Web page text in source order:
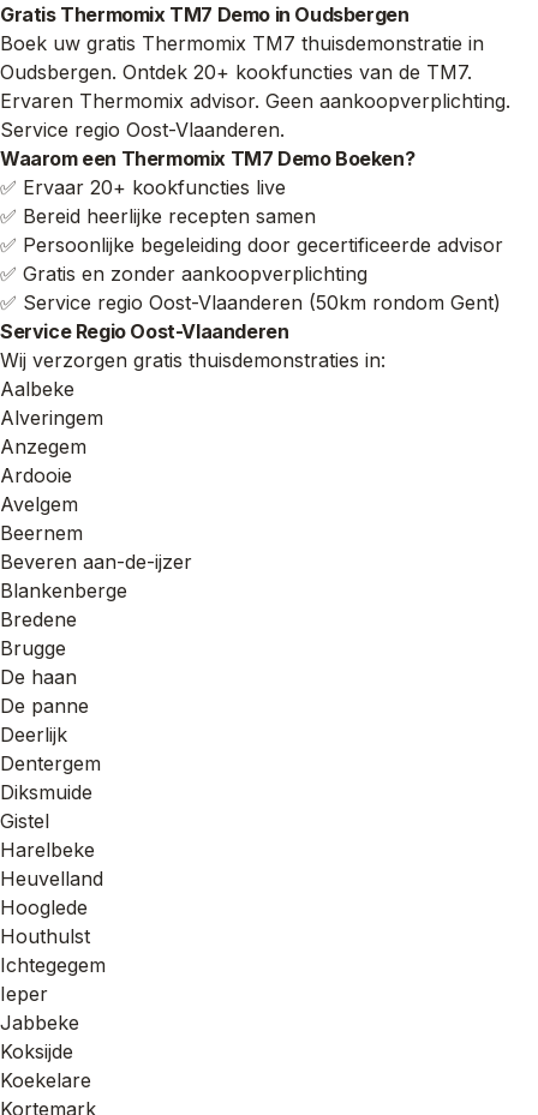
Gratis Thermomix TM7 Demo in Oudsbergen
Boek uw gratis Thermomix TM7 thuisdemonstratie in
Oudsbergen. Ontdek 20+ kookfuncties van de TM7.
Ervaren Thermomix advisor. Geen aankoopverplichting.
Service regio Oost-Vlaanderen.
Waarom een Thermomix TM7 Demo Boeken?
✅ Ervaar 20+ kookfuncties live
✅ Bereid heerlijke recepten samen
✅ Persoonlijke begeleiding door gecertificeerde advisor
✅ Gratis en zonder aankoopverplichting
✅ Service regio Oost-Vlaanderen (50km rondom Gent)
Service Regio Oost-Vlaanderen
Wij verzorgen gratis thuisdemonstraties in:
Aalbeke
Alveringem
Anzegem
Ardooie
Avelgem
Beernem
Beveren aan-de-ijzer
Blankenberge
Bredene
Brugge
De haan
De panne
Deerlijk
Dentergem
Diksmuide
Gistel
Harelbeke
Heuvelland
Hooglede
Houthulst
Ichtegegem
Ieper
Jabbeke
Koksijde
Koekelare
Kortemark